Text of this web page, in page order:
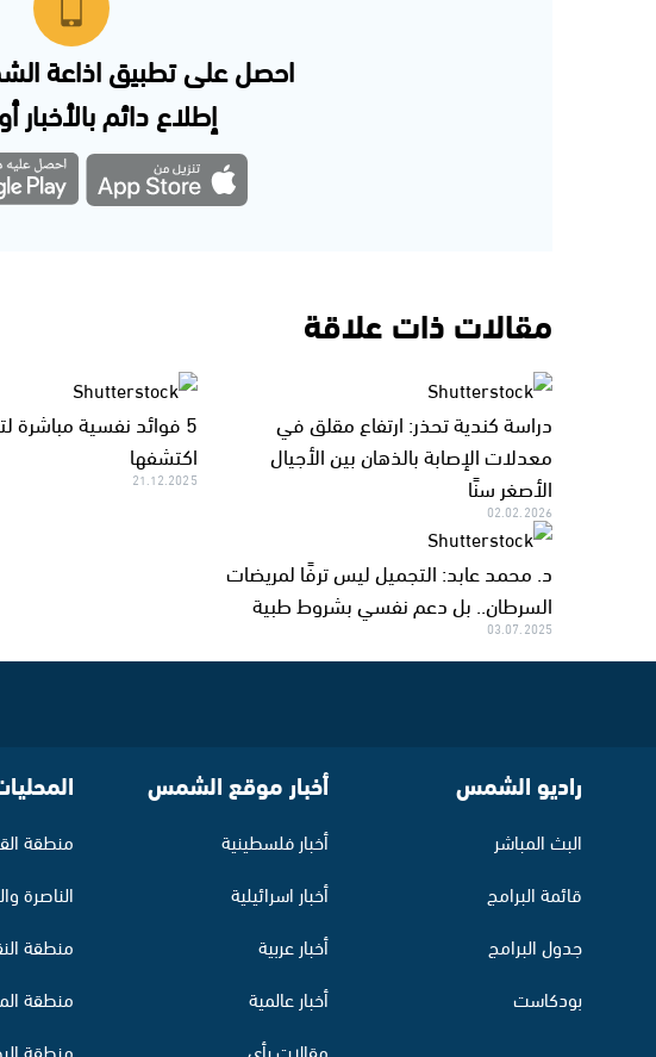
احصل على تطبيق اذاعة
إطلاع دائم بالأخبار
مقالات ذات علاقة
دراسة كندية تحذر: ارتفاع مقلق في
معدلات الإصابة بالذهان بين الأجيال
الأصغر سنًا
02.02.2026
5 فوائد نفسية مباشرة
اكتشفها
21.12.2025
د. محمد عابد: التجميل ليس ترفًا لمريضات
السرطان.. بل دعم نفسي بشروط طبية
03.07.2025
راديو الشمس
البث المباشر
قائمة البرامج
جدول البرامج
بودكاست
أخبار موقع الشمس
أخبار فلسطينية
أخبار اسرائيلية
أخبار عربية
أخبار عالمية
منطقة
الناصرة
منطقة
منطقة